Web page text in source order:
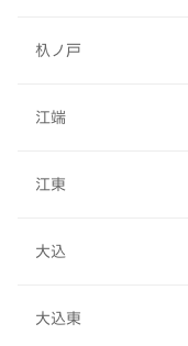
杁ノ戸
江端
江東
大込
大込東